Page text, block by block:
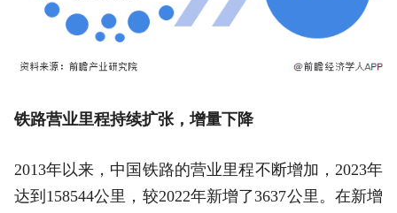
铁路营业里程持续扩张，增量下降
2013年以来，中国铁路的营业里程不断增加，2023年
达到158544公里，较2022年新增了3637公里。在新增